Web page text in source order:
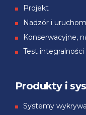
Projekt
Nadzór i
Konserwacyjne,
Test
Produkty i
Systemy